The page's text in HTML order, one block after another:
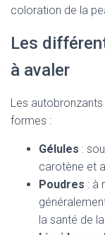
coloration de la
Les
à avaler
Les
formes :
Gélules :
carotène et
Poudres : à
la santé de